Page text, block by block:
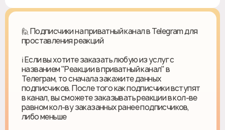
🙋 Подписчики на приватный канал в Telegram для
проставления реакций
ℹ️ Если вы хотите заказать любую из услуг с
названием "Реакции в приватный канал" в
Телеграм, то сначала закажите данных
подписчиков. После того как подписчики вступят
в канал, вы сможете заказывать реакции в кол-ве
равном кол-ву заказанных ранее подписчиков,
либо меньше